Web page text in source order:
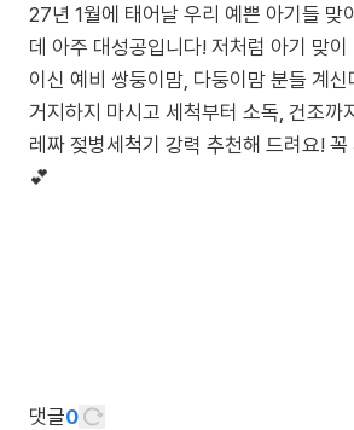
27년 1월에 태어날 우리 예쁜 아기들 맞
데 아주 대성공입니다! 저처럼 아기 맞
이신 예비 쌍둥이맘, 다둥이맘 분들 계
거지하지 마시고 세척부터 소독, 건조까
레짜 젖병세척기 강력 추천해 드려요!
댓글0